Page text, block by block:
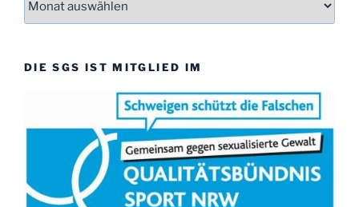
DIE SGS IST MITGLIED IM